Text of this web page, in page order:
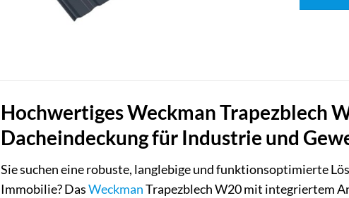
Hochwertiges Weckman Trapezblech
Dacheindeckung für Industrie und
Sie suchen eine robuste, langlebige und funktionsoptimierte
Immobilie? DasWeckmanTrapezblech W20 mit integriertem